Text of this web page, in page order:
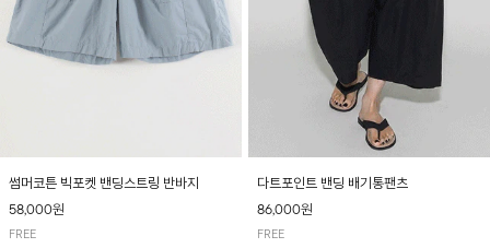
썸머코튼 빅포켓 밴딩스트링 반바지
58,000원
FREE
다트포인트 밴딩 배기통팬츠
86,000원
FREE